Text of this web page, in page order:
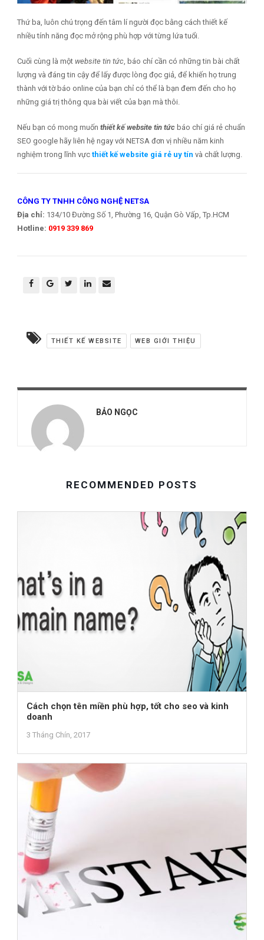
Thứ ba, luôn chú trọng đến tâm lí người đọc bằng cách thiết kế
nhiều tính năng đọc mở rộng phù hợp với từng lứa tuổi.
Cuối cùng là một website tin tức , báo chí cần có những tin bài chất
lượng và đáng tin cậy để lấy được lòng đọc giả, để khiến họ trung
thành với tờ báo online của bạn chỉ có thể là bạn đem đến cho họ
những giá trị thông qua bài viết của bạn mà thôi.
Nếu bạn có mong muốn thiết kế website tin tứcbáo chí giá rẻ chuẩn
SEO google hãy liên hệ ngay với NETSA đơn vị nhiều năm kinh
nghiệm trong lĩnh vực thiết kế website giá rẻ uy tín và chất lượng.
CÔNG TY TNHH CÔNG NGHỆ NETSA
Địa chỉ: 134/10 Đường Số 1, Phường 16, Quận Gò Vấp, Tp.HCM
Hotline: 0919 339 869
THIẾT KẾ WEBSITE WEB GIỚI THIỆU
BẢO NGỌC
RECOMMENDED POSTS
Cách chọn tên miền phù hợp, tốt cho seo và kinh
doanh
3 Tháng Chín, 2017